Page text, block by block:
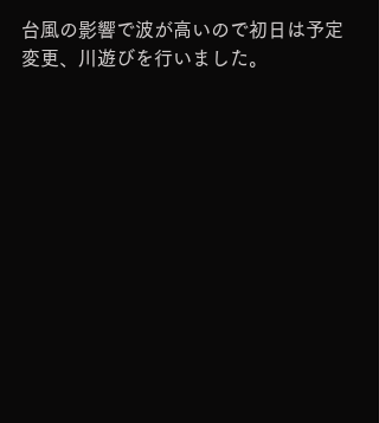
台風の影響で波が高いので初日は予定
変更、川遊びを行いました。